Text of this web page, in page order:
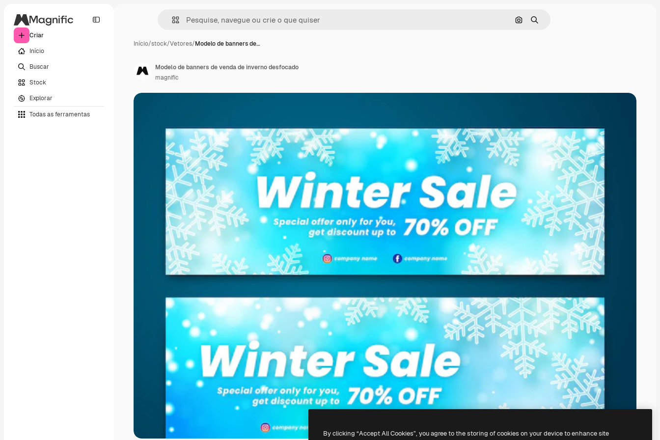
Criar
Início
Buscar
Stock
Explorar
Todas as ferramentas
Pesquisar por imagem
Buscar
Início/stock/Vetores/Modelo de banners de…
Modelo de banners de venda de inverno desfocado
magnific
By clicking “Accept All Cookies”, you agree to the storing of cookies on your device to enhance site